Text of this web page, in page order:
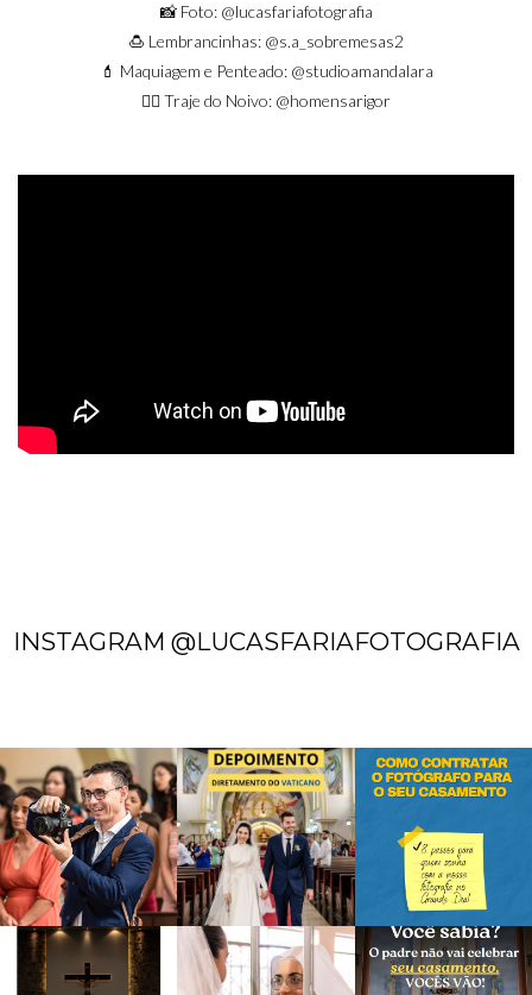
📸 Foto: @lucasfariafotografia
🍮 Lembrancinhas: @s.a_sobremesas2
💄 Maquiagem e Penteado: @studioamandalara
🤵‍♂️ Traje do Noivo: @homensarigor
INSTAGRAM @LUCASFARIAFOTOGRAFIA